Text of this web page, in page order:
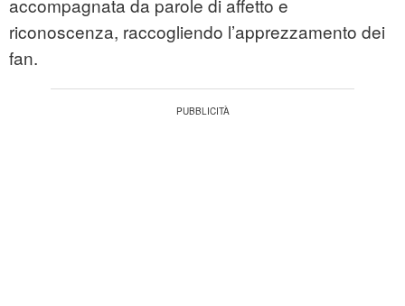
accompagnata da parole di affetto e
riconoscenza, raccogliendo l’apprezzamento dei
fan.